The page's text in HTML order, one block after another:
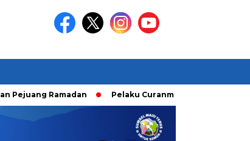
Ramadan Pelaku Curanmor diringkusi Unit Ranmor